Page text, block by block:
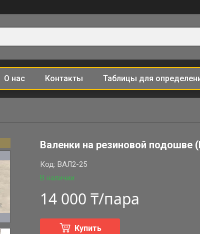
О нас Контакты Таблицы для
Валенки на резиновой подошве
В наличии
Код:ВАЛ2-25
14 000 ₸/пара
Купить